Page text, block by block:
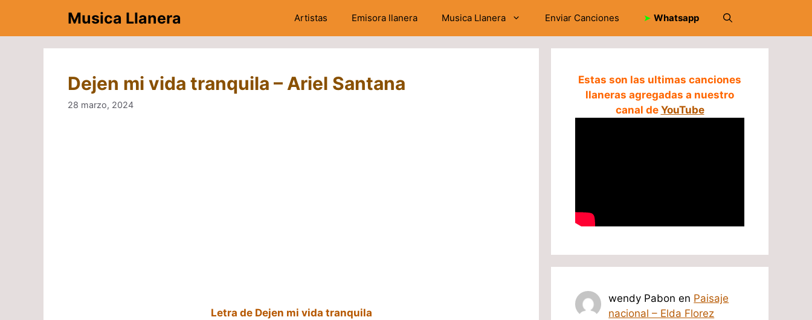
contenido
Musica Llanera Artistas Emisora llanera Musica Llanera Enviar Canciones ➤ Whatsapp
Dejen mi vida tranquila – Ariel Santana
28 marzo, 2024
Letra de Dejen mi vida tranquila
Estas son las ultimas canciones
llaneras agregadas a nuestro
canal de YouTube
wendy Pabon en Paisaje
nacional – Elda Florez